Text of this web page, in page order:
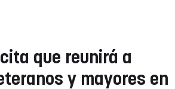
que reunirá a
y mayores en